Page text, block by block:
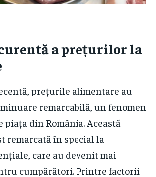
a prețurilor la
prețurile alimentare au
remarcabilă, un fenomen
din România. Această
remarcată în special la
care au devenit mai
cumpărători. Printre factorii